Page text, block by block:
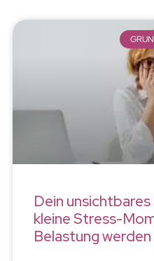
Dein
kleine Stress-
Belastung werden